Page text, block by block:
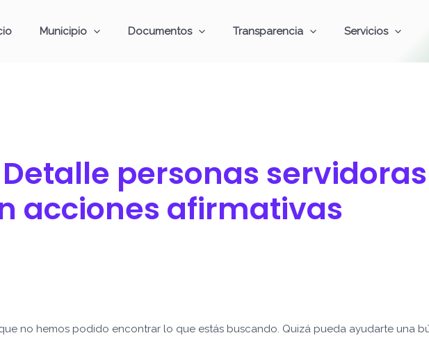
Municipio Documentos Transparencia Servicios
Detalle personas
acciones afirmativas
no hemos podido encontrar lo que estás buscando. Quizá pueda ayudarte una